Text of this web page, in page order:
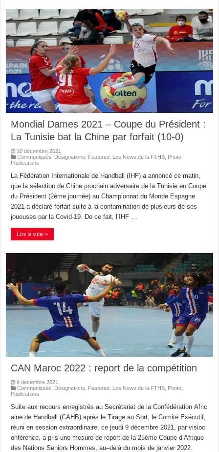
Mondial Dames 2021 – Coupe du Président :
La Tunisie bat la Chine par forfait (10-0)
10 décembre 2021
Communiqués
Désignations Featured Les News de la FTHB Photo
Publications
La Fédération Internationale de Handball (IHF) a annoncé ce matin,
que la sélection de Chine prochain adversaire de la Tunisie en Coupe
du Président (2ème journée) au Championnat du Monde Espagne
2021 a déclaré forfait suite à la contamination de plusieurs de ses
joueuses par la Covid-19. De ce fait, l’IHF …
Lire la suite »
CAN Maroc 2022 : report de la compétition
9 décembre 2021
Communiqués
Désignations Featured Les News de la FTHB Photo
Publications
Suite aux recours enregistrés au Secrétariat de la Confédération Afric
aine de Handball (CAHB) après le Tirage au Sort, le Comité Exécutif,
réuni en session extraordinaire, ce jeudi 9 décembre 2021, par visioc
onférence, a pris une mesure de report de la 25ème Coupe d‘Afrique
des Nations Seniors Hommes, au–delà du mois de janvier 2022.